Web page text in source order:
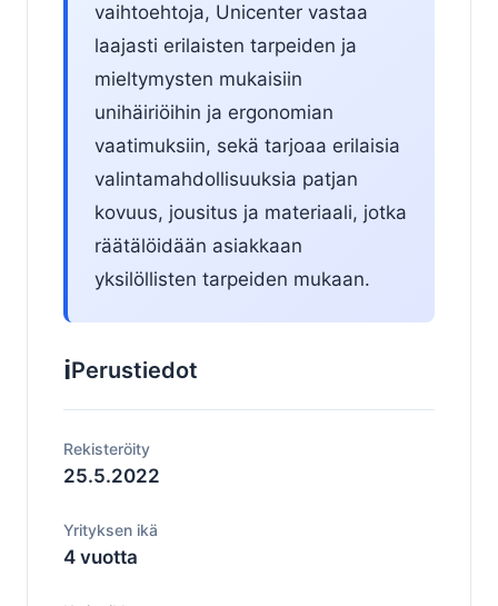
vaihtoehtoja, Unicenter vastaa
laajasti erilaisten tarpeiden ja
mieltymysten mukaisiin
unihäiriöihin ja ergonomian
vaatimuksiin, sekä tarjoaa erilaisia ​​
valintamahdollisuuksia patjan
kovuus, jousitus ja materiaali, jotka
räätälöidään asiakkaan
yksilöllisten tarpeiden mukaan.
ℹ️Perustiedot
Rekisteröity
25.5.2022
Yrityksen ikä
4 vuotta